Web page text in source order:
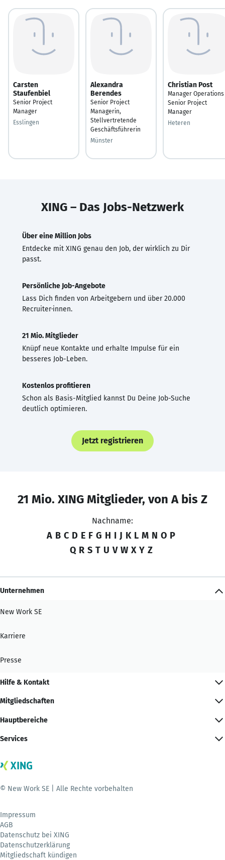
Carsten
Staufenbiel
Senior Project
Manager
Esslingen
Alexandra
Berendes
Senior Project
Managerin,
Stellvertretende
Geschäftsführerin
Münster
Christian Post
Manager
Senior Project
Manager
Heteren
XING – Das Jobs-Netzwerk
Über eine Million Jobs
Entdecke mit XING genau den Job, der wirklich zu Dir
passt.
Persönliche Job-Angebote
Lass Dich finden von Arbeitgebern und über 20.000
Recruiter·innen.
21 Mio. Mitglieder
Knüpf neue Kontakte und erhalte Impulse für ein
besseres Job-Leben.
Kostenlos profitieren
Schon als Basis-Mitglied kannst Du Deine Job-Suche
deutlich optimieren.
Jetzt registrieren
21 Mio. XING Mitglieder, von A bis Z
Nachname:
A B C D E F G H I J K L M N O P
Q R S T U V W X Y Z
Unternehmen
New Work SE
Karriere
Presse
Hilfe & Kontakt
Mitgliedschaften
Hauptbereiche
Services
© New Work SE | Alle Rechte vorbehalten
Impressum
AGB
Datenschutz bei XING
Datenschutzerklärung
Mitgliedschaft kündigen